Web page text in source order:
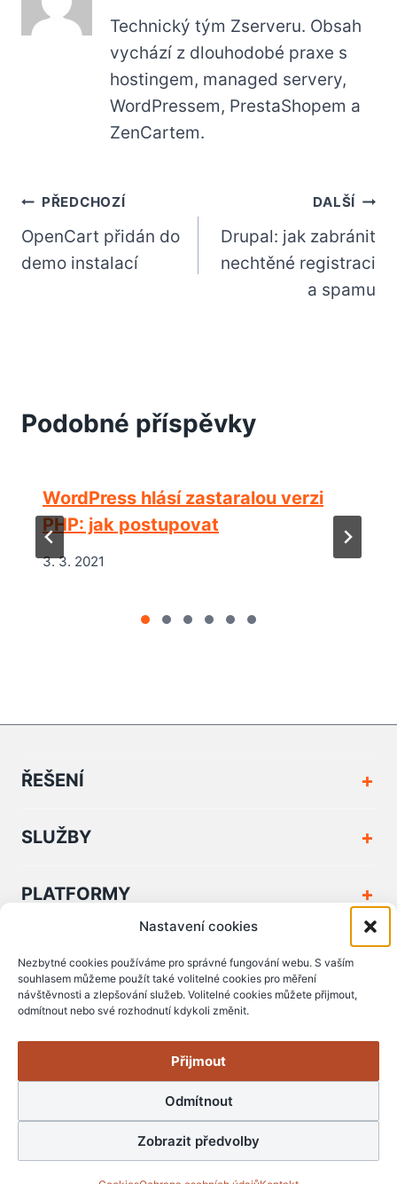
Nastavení cookies
Nezbytné cookies používáme pro správné fungování webu. S vaším
souhlasem můžeme použít také volitelné cookies pro měření
návštěvnosti a zlepšování služeb. Volitelné cookies můžete přijmout,
odmítnout nebo své rozhodnutí kdykoli změnit.
Přijmout
Odmítnout
Zobrazit předvolby
Technický tým Zserveru. Obsah
vychází z dlouhodobé praxe s
hostingem, managed servery,
WordPressem, PrestaShopem a
ZenCartem.
Navigace
pro
PŘEDCHOZÍ
OpenCart přidán do
demo instalací
DALŠÍ
Drupal: jak zabránit
nechtěné registraci
a spamu
Podobné příspěvky
WordPress hlásí zastaralou verzi
PHP: jak postupovat
3. 3. 2021
ŘEŠENÍ
SLUŽBY
PLATFORMY
PODPORA A DOKUMENTY
© Copyright 2006 - 2026 Zserver s.r.o.
RSS staň se fanouškem